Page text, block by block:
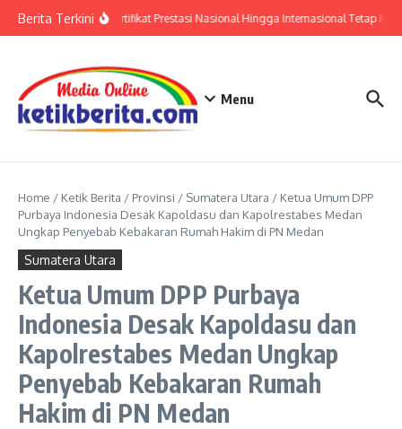
Berita TerkiniPolri: Sertifikat Prestasi Nasional Hingga Internasional Tetap Ikuti
Menu
Home / Ketik Berita / Provinsi / Sumatera Utara / Ketua Umum DPP
Purbaya Indonesia Desak Kapoldasu dan Kapolrestabes Medan
Ungkap Penyebab Kebakaran Rumah Hakim di PN Medan
Sumatera Utara
Ketua Umum DPP Purbaya
Indonesia Desak Kapoldasu dan
Kapolrestabes Medan Ungkap
Penyebab Kebakaran Rumah
Hakim di PN Medan